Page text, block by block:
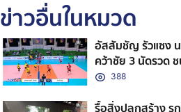
ข่าวอื่นในหมวด
อัสสัมชัญ รัวแซง
คว้าชัย 3 นัดรวด
วอลเลย์บอลแชมป์
388